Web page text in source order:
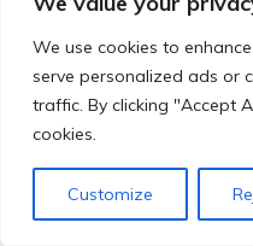
We use cookies to
serve personalized ads or
traffic. By clicking "Accept
cookies.
Customize
cooperazione sociale,
Coopfin
Covid-19